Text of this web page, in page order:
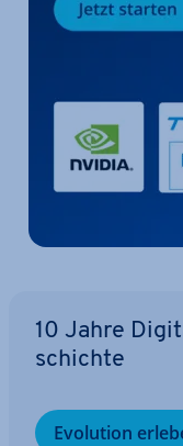
10 Jahre
schich­te
Evolution